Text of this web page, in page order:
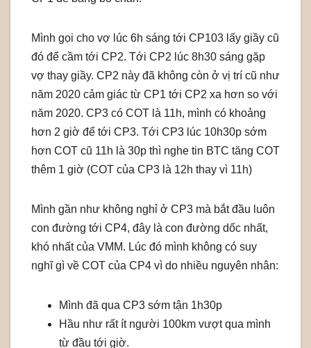
Mình gọi cho vợ lúc 6h sáng tới CP103 lấy giầy cũ
đó để cầm tới CP2. Tới CP2 lúc 8h30 sáng gặp
vợ thay giầy. CP2 này đã không còn ở vị trí cũ như
năm 2020 cảm giác từ CP1 tới CP2 xa hơn so với
năm 2020. CP3 có COT là 11h, mình có khoảng
hơn 2 giờ để tới CP3. Tới CP3 lúc 10h30p sớm
hơn COT cũ 11h là 30p thì nghe tin BTC tăng COT
thêm 1 giờ (COT của CP3 là 12h thay vì 11h)
Mình gần như không nghỉ ở CP3 mà bắt đầu luôn
con đường tới CP4, đây là con đường dốc nhất,
khó nhất của VMM. Lúc đó mình không có suy
nghĩ gì về COT của CP4 vì do nhiều nguyên nhân:
Mình đã qua CP3 sớm tận 1h30p
Hầu như rất ít người 100km vượt qua mình
từ đầu tới giờ.